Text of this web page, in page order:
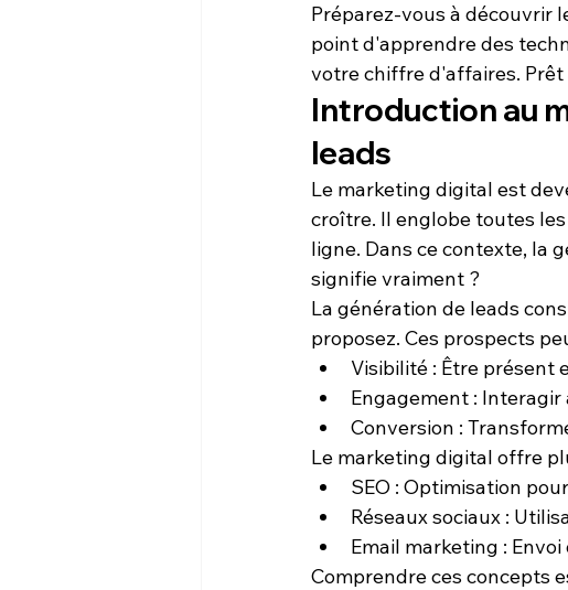
Préparez-vous à découvrir
point d'apprendre des
votre chiffre d'affaires. Prêt
Introduction au
leads
Le marketing digital est
croître. Il englobe toutes
ligne. Dans ce contexte, la
signifie vraiment ?
La génération de leads
proposez. Ces prospects
Visibilité : Être présent
Engagement : Interagir
Conversion :
Le marketing digital offre
SEO : Optimisation
Réseaux sociaux :
Email marketing :
Comprendre ces concepts